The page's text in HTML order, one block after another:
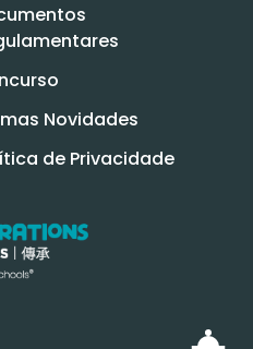
Novidades
de Privacidade